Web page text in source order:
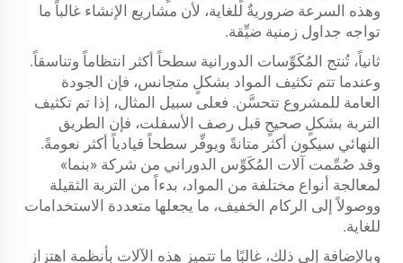
وهذه السرعة ضروريةٌ للغاية، لأن مشاريع الإنشاء غالباً ما
تواجه جداول زمنية ضيِّقة.
ثانياً، تُنتج المُكَوِّسات الدورانية سطحاً أكثر انتظاماً وتناسقاً.
وعندما تتم تكثيف المواد بشكلٍ متجانس، فإن الجودة
العامة للمشروع تتحسَّن. فعلى سبيل المثال، إذا تم تكثيف
التربة بشكلٍ صحيحٍ قبل رصف الأسفلت، فإن الطريق
النهائي سيكون أكثر متانةً ويوفِّر سطحاً قيادياً أكثر نعومةً.
وقد صُمِّمت آلات المُكَوِّس الدوراني من شركة «بنما»
لمعالجة أنواع مختلفة من المواد، بدءاً من التربة الثقيلة
ووصولاً إلى الركام الخفيف، ما يجعلها متعددة الاستخدامات
للغاية.
وبالإضافة إلى ذلك، غالبًا ما تتميز هذه الآلات بأنظمة اهتزاز